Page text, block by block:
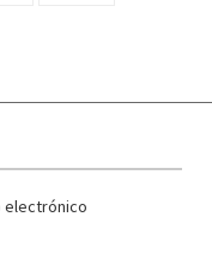
electrónico